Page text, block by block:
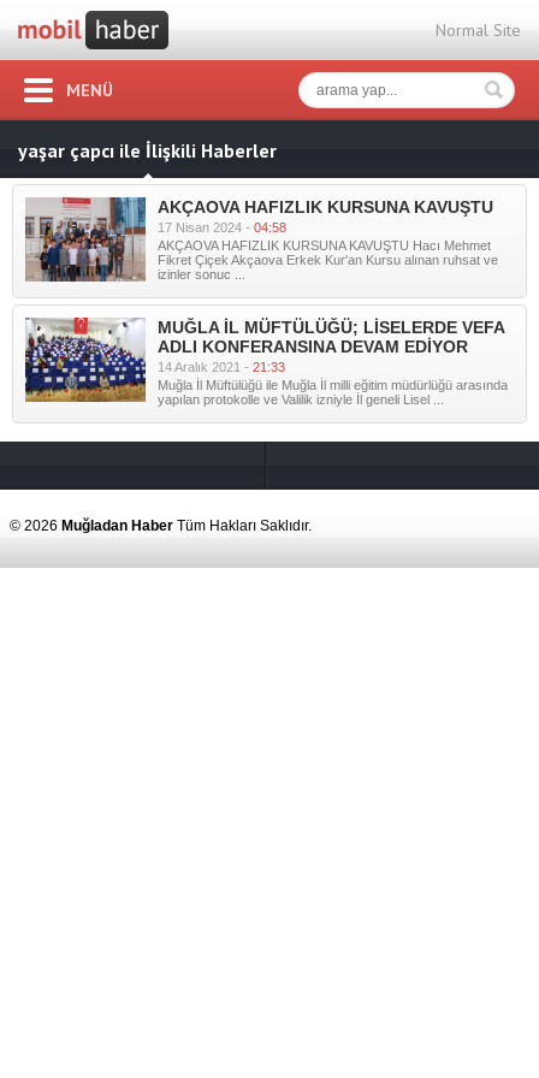
Normal Site
MENÜ
yaşar çapcı ile İlişkili Haberler
AKÇAOVA HAFIZLIK KURSUNA KAVUŞTU
17 Nisan 2024 - 04:58
AKÇAOVA HAFIZLIK KURSUNA KAVUŞTU Hacı Mehmet
Fikret Çiçek Akçaova Erkek Kur'an Kursu alınan ruhsat ve
izinler sonuc ...
MUĞLA İL MÜFTÜLÜĞÜ; LİSELERDE VEFA
ADLI KONFERANSINA DEVAM EDİYOR
14 Aralık 2021 - 21:33
Muğla İl Müftülüğü ile Muğla İl milli eğitim müdürlüğü arasında
yapılan protokolle ve Valilik izniyle İl geneli Lisel ...
© 2026 Muğladan Haber Tüm Hakları Saklıdır.